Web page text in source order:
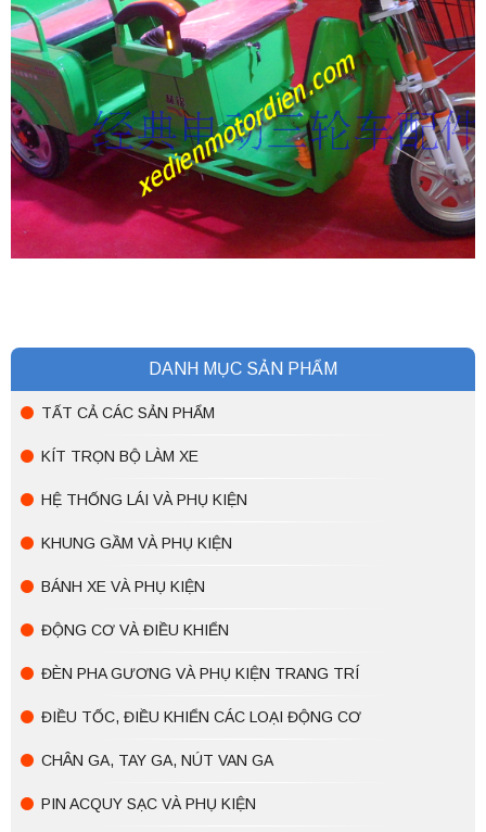
DANH MỤC SẢN PHẨM
TẤT CẢ CÁC SẢN PHẨM
KÍT TRỌN BỘ LÀM XE
HỆ THỐNG LÁI VÀ PHỤ KIỆN
KHUNG GẦM VÀ PHỤ KIỆN
BÁNH XE VÀ PHỤ KIỆN
ĐỘNG CƠ VÀ ĐIỀU KHIỂN
ĐÈN PHA GƯƠNG VÀ PHỤ KIỆN TRANG TRÍ
ĐIỀU TỐC, ĐIỀU KHIỂN CÁC LOẠI ĐỘNG CƠ
CHÂN GA, TAY GA, NÚT VAN GA
PIN ACQUY SẠC VÀ PHỤ KIỆN